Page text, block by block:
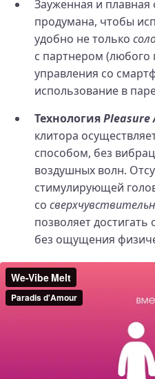
Зауженная и
продумана, чтобы
удобно не только
с партнером
управления со
использование в
ТехнологияPleasure
клитора
способом, без
воздушных волн.
стимулирующей
со
позволяет достигать
без ощущения